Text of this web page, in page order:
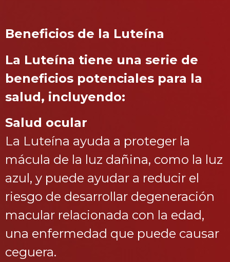
Beneficios de la Luteína
La Luteína tiene una serie de
beneficios potenciales para la
salud, incluyendo:
Salud ocular
La Luteína ayuda a proteger la
mácula de la luz dañina, como la luz
azul, y puede ayudar a reducir el
riesgo de desarrollar degeneración
macular relacionada con la edad,
una enfermedad que puede causar
ceguera.